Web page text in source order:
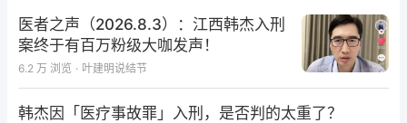
送给我。经过坦诚交流，她毫不犹豫地将论文给我修
改，经过一轮认真修改后再投，论文顺利在10月份接
受。当时，她所在单位(中科院)要求博士生发表SCI论
文的IF在4分以上才可毕业。好在她已有成文的另一篇
英文初稿，她再次向我求援，第二篇论文经过几轮修改
医者之声（2026.8.3）：江西韩杰入刑
案终于有百万粉级大咖发声！
6.2 万 浏览 · 叶建明说结节
韩杰因「医疗事故罪」入刑，是否判的太重了？